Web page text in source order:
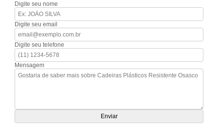
Digite seu nome
Digite seu email
Digite seu telefone
Mensagem